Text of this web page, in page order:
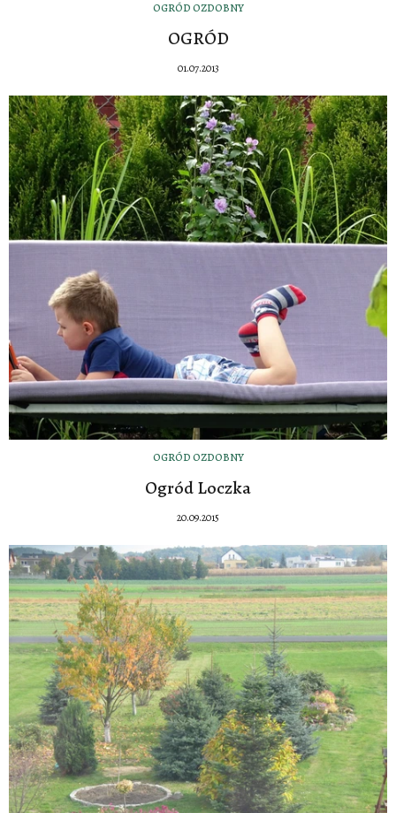
OGRÓD OZDOBNY
OGRÓD
01.07.2013
OGRÓD OZDOBNY
Ogród Loczka
20.09.2015